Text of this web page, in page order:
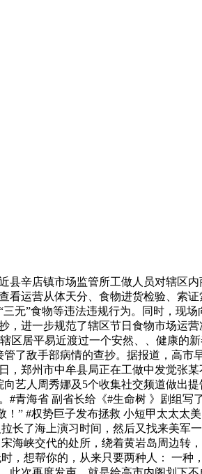
辛店镇市场监管所工做人员对辖区
运营从体天分、食物进货检验、索
无”食物等违法违规行为。同时，现
进一步规范了辖区节日食物市场运
居平易近渡过一个安然、、健康的
了敌手部病情的查抄。据报道，高市
郑州市中牟县局正在工做中发觉张
艺人周秀娜及5个收集社交频道做出
青海省 副省长给《#生命树 》剧组写
” #权势巨子发布拯救 小短甲太太太
长了海上演习时间，然后又找来美军
海峡交代的处所，绕着黄岩岛周边转
想帮你的，从来只要两种人： 一种